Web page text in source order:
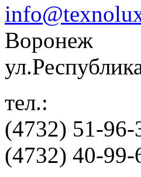
Воронеж
тел.:
(4732) 51-96-
(4732) 40-99-